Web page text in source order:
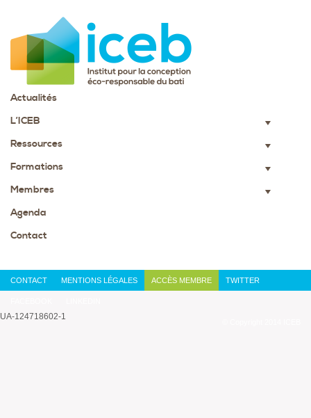
Actualités
L’ICEB
▼
Ressources ▼
Formations ▼
Membres ▼
Agenda
Contact
CONTACT MENTIONS LÉGALES ACCÈS MEMBRE TWITTER
UA-124718602-1